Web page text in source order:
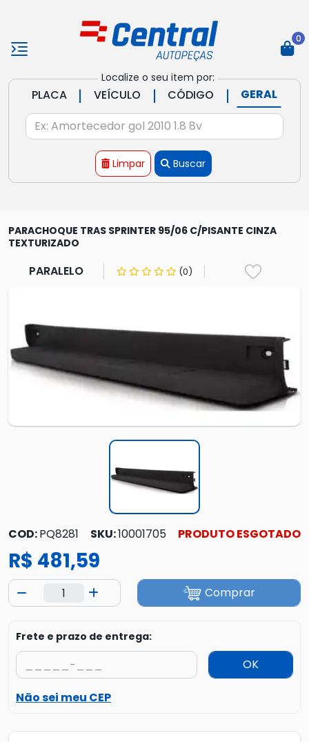
Localize o seu item por:
PLACA | VEÍCULO | CÓDIGO | GERAL
Limpar Buscar
0
PARACHOQUE TRAS SPRINTER 95/06 C/PISANTE CINZA
TEXTURIZADO
PARALELO (0)
COD:PQ8281 SKU:10001705 PRODUTO ESGOTADO
R$ 481,59
Comprar
Frete e prazo de entrega:
OK
Não sei meu CEP